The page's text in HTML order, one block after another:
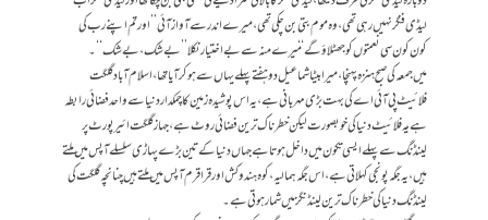
لیڈی فنگر نہیں رہی تھی، وہ موم بتی بن چکی تھی، میرے اندر سے آواز آئی ’’اور تم اپنے رب کی
کون کون سی نعمتوں کو جھٹلاؤ گے‘‘ میرے منہ سے بے اختیار نکلا ’’بے شک، بے شک‘‘۔
میں جمعہ کی صبح ہنزہ پہنچا، میرا بیٹا شماعیل دو ہفتے پہلے یہاں سے ہو کر آیا تھا، اسلام آباد گلگت
فلائیٹ پی آئی اے کی بہت بڑی مہربانی ہے، یہ اس پوشیدہ زمین کا چمکدار دنیا سے واحد فضائی رابطہ
ہے، یہ فلائیٹ دنیا کی خوبصورت لیکن خطرناک ترین فضائی روٹ ہے، جہاز گلگت ائیر پورٹ پر
لینڈنگ سے پہلے ایسی تکون میں داخل ہوتا ہے جہاں دنیا کے تین بڑے پہاڑی سلسلے آپس میں ملتے
ہیں، یہ جگہ پونجی کہلاتی ہے، اس جگہ ہمالیہ، کوہ ہندو کش اور قراقرم آپس میں ملتے ہیں چنانچہ گلگت کی
لینڈنگ دنیا کی خطرناک ترین لینڈنگز میں شمار ہوتی ہے۔